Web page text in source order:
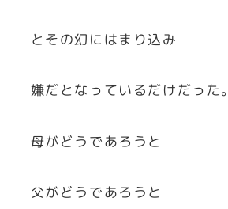
とその幻にはまり込み
嫌だとなっているだけだった。
母がどうであろうと
父がどうであろうと